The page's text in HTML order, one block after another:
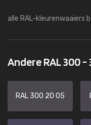
alle RAL-kleurenwaaiers
Andere RAL 300 -
RAL 300 20 05